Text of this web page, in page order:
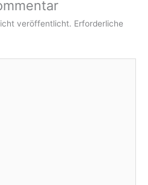
veröffentlicht. Erforderliche